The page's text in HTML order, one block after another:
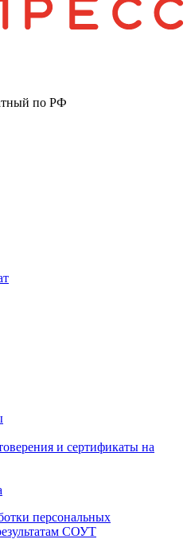
по РФ
и сертификаты на
персональных
СОУТ